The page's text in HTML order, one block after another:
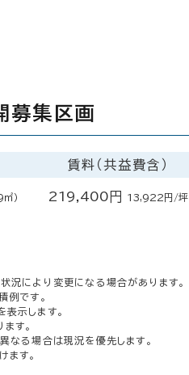
募集区画
賃料（共益費含）
） 219,400円 13,922円/坪
況により変更になる場合があります。
例です。
示します。
す。
なる場合は現況を優先します。
す。